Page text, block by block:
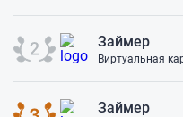
Займер
Займер